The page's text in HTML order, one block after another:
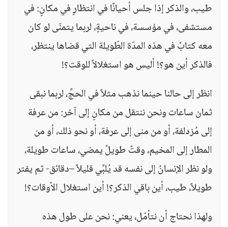
طيب، والذكر إذا جلس أحيانًا في انتظارٍ في مكانٍ: في
مستشفى، في مؤسسة، في ناحيةٍ، لربما يتمنّى لو كان
معه كتابٌ في هذه المدّة الطّويلة التي قضاها ينتظر،
فالذكر أين هو؟! أليس هو استغلالاً للوقت؟!
انظر إلى حالنا حينما نذهب مثلاً في الحجِّ، لربما نبقى
ثمان ساعات ونحن ننتقل من مكانٍ إلى آخر: من عرفة
إلى مُزدلفة، أو من منى إلى عرفة، أو نحو ذلك، أو من
المطار إلى المخيم، وقتٌ طويلٌ يمضي، ساعات طويلة،
ولو نظر الإنسانُ إلى نفسه قد يُلبِّي قليلاً –دقائق- ثم يفتر
طويلاً، طيب، أين باقي الذكر؟! أين استغلال الأوقات؟!
ولهذا نحتاج أن نتأمّل، يعني: نحن على طول هذه